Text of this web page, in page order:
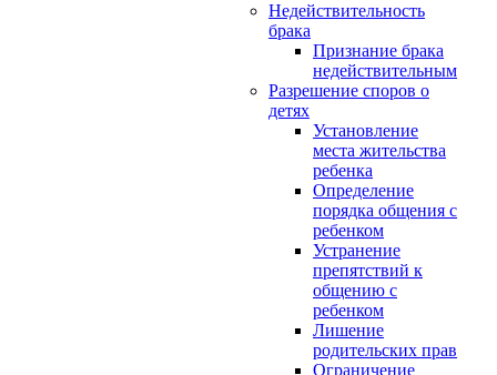
Недействительность
брака
Признание брака
недействительным
Разрешение споров о
детях
Установление
места жительства
ребенка
Определение
порядка общения с
ребенком
Устранение
препятствий к
общению с
ребенком
Лишение
родительских прав
Ограничение